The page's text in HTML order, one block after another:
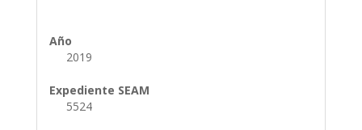
Año
2019
Expediente SEAM
5524